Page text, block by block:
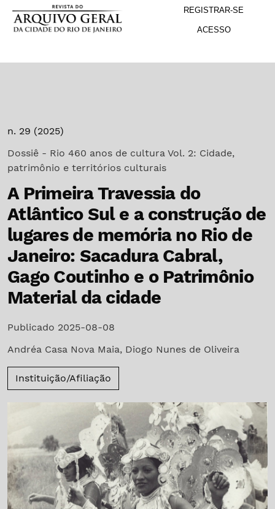
Ir para o menu de navegação principal
Ir para o conteúdo principal
Ir para o rodapé REGISTRAR-SE
ACESSO
n. 29 (2025)
Dossiê - Rio 460 anos de cultura Vol. 2: Cidade,
patrimônio e territórios culturais
A Primeira Travessia do
Atlântico Sul e a construção de
lugares de memória no Rio de
Janeiro: Sacadura Cabral,
Gago Coutinho e o Patrimônio
Material da cidade
Publicado 2025-08-08
Andréa Casa Nova Maia, Diogo Nunes de Oliveira
Instituição/Afiliação